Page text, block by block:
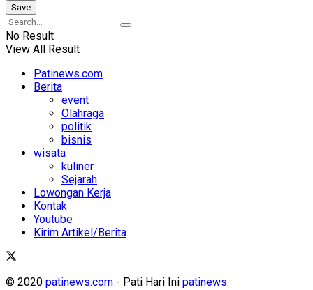
No Result
View All Result
Patinews.com
Berita
event
Olahraga
politik
bisnis
wisata
kuliner
Sejarah
Lowongan Kerja
Kontak
Youtube
Kirim Artikel/Berita
© 2020 patinews.com - Pati Hari Ini patinews.